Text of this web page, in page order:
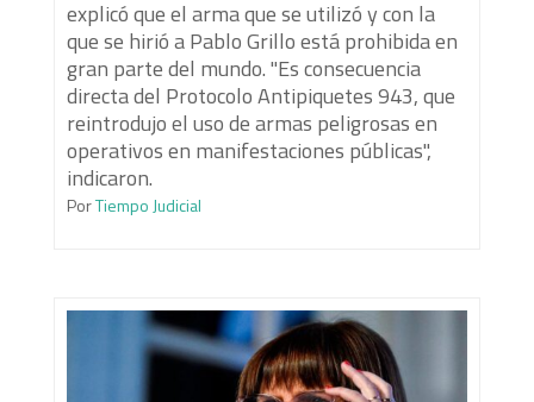
explicó que el arma que se utilizó y con la
que se hirió a Pablo Grillo está prohibida en
gran parte del mundo. "Es consecuencia
directa del Protocolo Antipiquetes 943, que
reintrodujo el uso de armas peligrosas en
operativos en manifestaciones públicas",
indicaron.
PorTiempo Judicial